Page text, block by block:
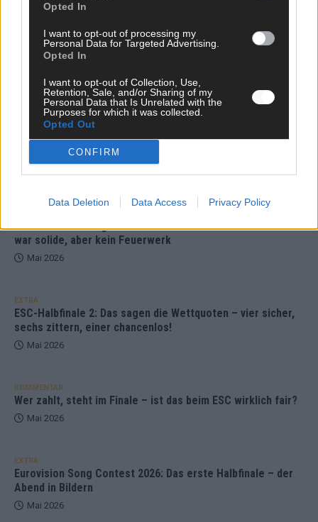
Opted In
I want to opt-out of processing my
Personal Data for Targeted Advertising.
Opted In
I want to opt-out of Collection, Use,
Retention, Sale, and/or Sharing of my
Personal Data that Is Unrelated with the
Purposes for which it was collected.
Opted Out
CONFIRM
Data Deletion Data Access Privacy Policy
DARA gewinnt verdient, Israel beunruhigend –
unser Kommentar zum ESC 2026
KOMMENTAR
Mai 2026
KOMMENTAR
ESC-Finale morgen: Finnland Favorit, Australien
aufgestiegen – alle 25 Acts im Kurzcheck
JJ hat den Abend gerettet – der Rest des ESC-Halbfinales
war solide, aber kein Feuerwerk
Mai 2026
EXTRA
ESC-Halbfinale 2: Das sagen die Wettquoten – vier sicher,
sechs zittern, einer chancenlos!
Mai 2026
KOMMENTAR
Wer zahlt, steht im Finale – ist das beim ESC wirklich fair?
Mai 2026
EXTRA
Eurovision Song Contest 2026: Das erste Halbfinale – der
Abend in Bildern
Mai 2026